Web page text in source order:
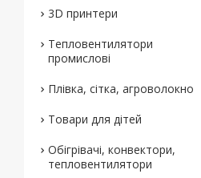
3D принтери
Тепловентилятори
промислові
Плівка, сітка, агроволокно
Товари для дітей
Обігрівачі, конвектори,
тепловентилятори